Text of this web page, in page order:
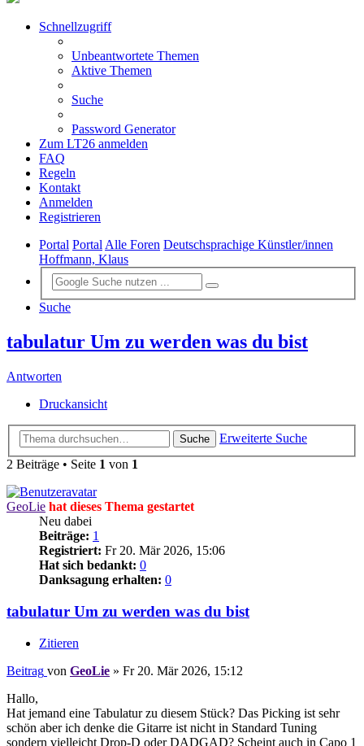
Schnellzugriff
Unbeantwortete Themen
Aktive Themen
Suche
Password Generator
Zum LT26 anmelden
FAQ
Regeln
Kontakt
Anmelden
Registrieren
Portal PortalAlle Foren Deutschsprachige Künstler/innen
Hoffmann, Klaus
Suche
tabulatur Um zu werden was du bist
Antworten
Druckansicht
Suche
Erweiterte Suche
2 Beiträge • Seite 1 von 1
GeoLie hat dieses Thema gestartet
Neu dabei
Beiträge: 1
Registriert: Fr 20. Mär 2026, 15:06
Hat sich bedankt: 0
Danksagung erhalten: 0
tabulatur Um zu werden was du bist
Zitieren
Beitrag von GeoLie » Fr 20. Mär 2026, 15:12
Hallo,
Hat jemand eine Tabulatur zu diesem Stück? Das Picking ist sehr
schön aber ich denke die Gitarre ist nicht in Standard Tuning
sondern vielleicht Drop-D oder DADGAD? Scheint auch in Capo 1